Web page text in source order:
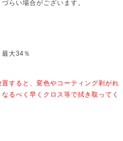
らい場合がございます。
大34％
すると、変色やコーティング剥がれ
るべく早くクロス等で拭き取ってく